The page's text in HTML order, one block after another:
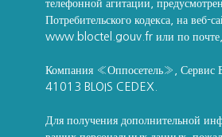
телефонной агитации,
Потребительского кодекса, на веб-
www.bloctel.gouv.fr или по почте,
Компания «Оппосетель», Сервис
41013 BLOIS CEDEX.
Для получения дополнительной